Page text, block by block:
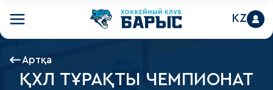
KZ
Артқа
ҚХЛ ТҰРАҚТЫ ЧЕМПИОНАТ